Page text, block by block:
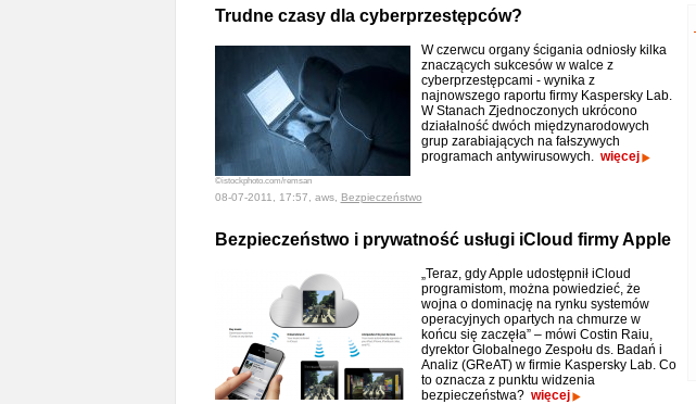
Trudne czasy dla cyberprzestępców?
©istockphoto.com/remsan
W czerwcu organy ścigania odniosły kilka
znaczących sukcesów w walce z
cyberprzestępcami - wynika z
najnowszego raportu firmy Kaspersky Lab.
W Stanach Zjednoczonych ukrócono
działalność dwóch międzynarodowych
grup zarabiających na fałszywych
programach antywirusowych. więcej
08-07-2011, 17:57, aws, Bezpieczeństwo
Bezpieczeństwo i prywatność usługi iCloud firmy Apple
„Teraz, gdy Apple udostępnił iCloud
programistom, można powiedzieć, że
wojna o dominację na rynku systemów
operacyjnych opartych na chmurze w
końcu się zaczęła” – mówi Costin Raiu,
dyrektor Globalnego Zespołu ds. Badań i
Analiz (GReAT) w firmie Kaspersky Lab. Co
to oznacza z punktu widzenia
bezpieczeństwa? więcej